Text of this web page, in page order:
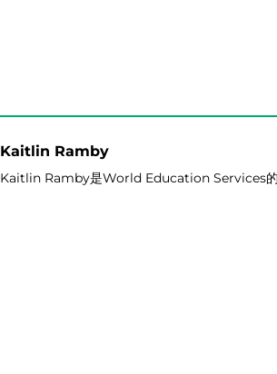
Kaitlin Ramby
Kaitlin Ramby是World Education Services的